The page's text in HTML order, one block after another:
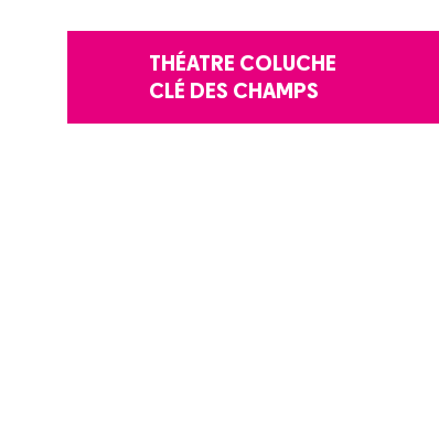
THÉATRE COLUCHE
CLÉ DES CHAMPS